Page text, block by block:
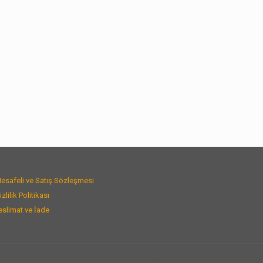
ve Satış Sözleşmesi
Politikası
ve İade